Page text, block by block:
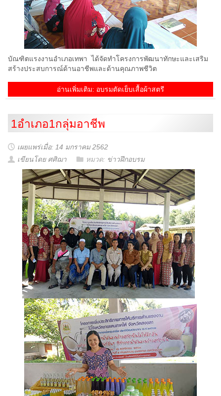
บัณฑิตแรงงานอำเภอเทพา ได้จัดทำโครงการพัฒนาทักษะและเสริม
สร้างประสบการณ์ด้านอาชีพและด้านคุณภาพชีวิต
อ่านเพิ่มเติม: อบรมตัดเย็บเสื้อผ้าสตรี
1อำเภอ1กลุ่มอาชีพ
เผยแพร่เมื่อ: 14 มกราคม 2562
เขียนโดย ศศิฌา
หมวด: ข่าวฝึกอบรม